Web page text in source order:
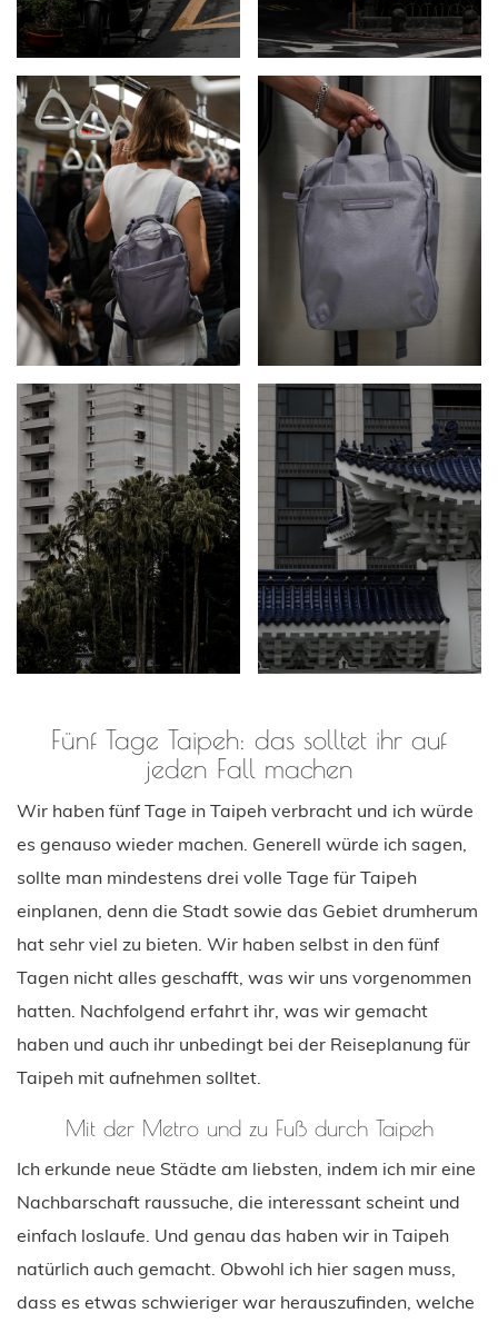
Fünf Tage Taipeh: das solltet ihr auf
jeden Fall machen
Wir haben fünf Tage in Taipeh verbracht und ich würde
es genauso wieder machen. Generell würde ich sagen,
sollte man mindestens drei volle Tage für Taipeh
einplanen, denn die Stadt sowie das Gebiet drumherum
hat sehr viel zu bieten. Wir haben selbst in den fünf
Tagen nicht alles geschafft, was wir uns vorgenommen
hatten. Nachfolgend erfahrt ihr, was wir gemacht
haben und auch ihr unbedingt bei der Reiseplanung für
Taipeh mit aufnehmen solltet.
Mit der Metro und zu Fuß durch Taipeh
Ich erkunde neue Städte am liebsten, indem ich mir eine
Nachbarschaft raussuche, die interessant scheint und
einfach loslaufe. Und genau das haben wir in Taipeh
natürlich auch gemacht. Obwohl ich hier sagen muss,
dass es etwas schwieriger war herauszufinden, welche